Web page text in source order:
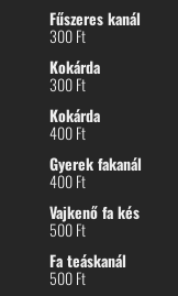
-
Fűszeres kanál
300Ft
Kokárda
300Ft
Kokárda
400Ft
Gyerek fakanál
400Ft
Vajkenő fa kés
500Ft
Fa teáskanál
500Ft